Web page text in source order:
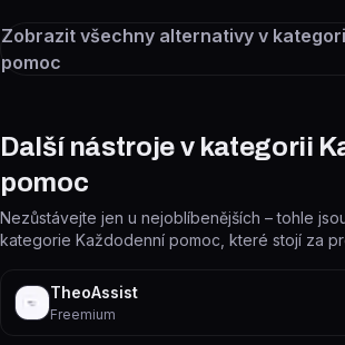
Zobrazit všechny alternativy v
pomoc
Další nástroje v kategorii
pomoc
Nezůstávejte jen u nejoblíbenějších – tohle
kategorie Každodenní pomoc, které stojí za
TheoAssist
Freemium